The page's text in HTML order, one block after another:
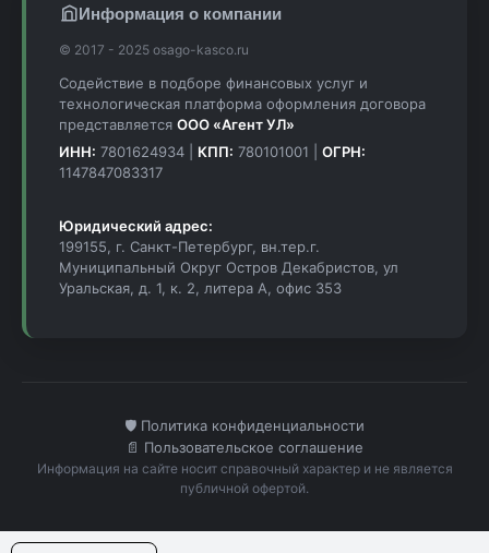
Информация о компании
© 2017 - 2025 osago-kasco.ru
Содействие в подборе финансовых услуг и
технологическая платформа оформления договора
представляется ООО «Агент УЛ»
ИНН: 7801624934 | КПП: 780101001 | ОГРН:
1147847083317
Юридический адрес:
199155, г. Санкт-Петербург, вн.тер.г.
Муниципальный Округ Остров Декабристов, ул
Уральская, д. 1, к. 2, литера А, офис 353
🛡️ Политика конфиденциальности
📄 Пользовательское соглашение
Информация на сайте носит справочный характер и не является
публичной офертой.